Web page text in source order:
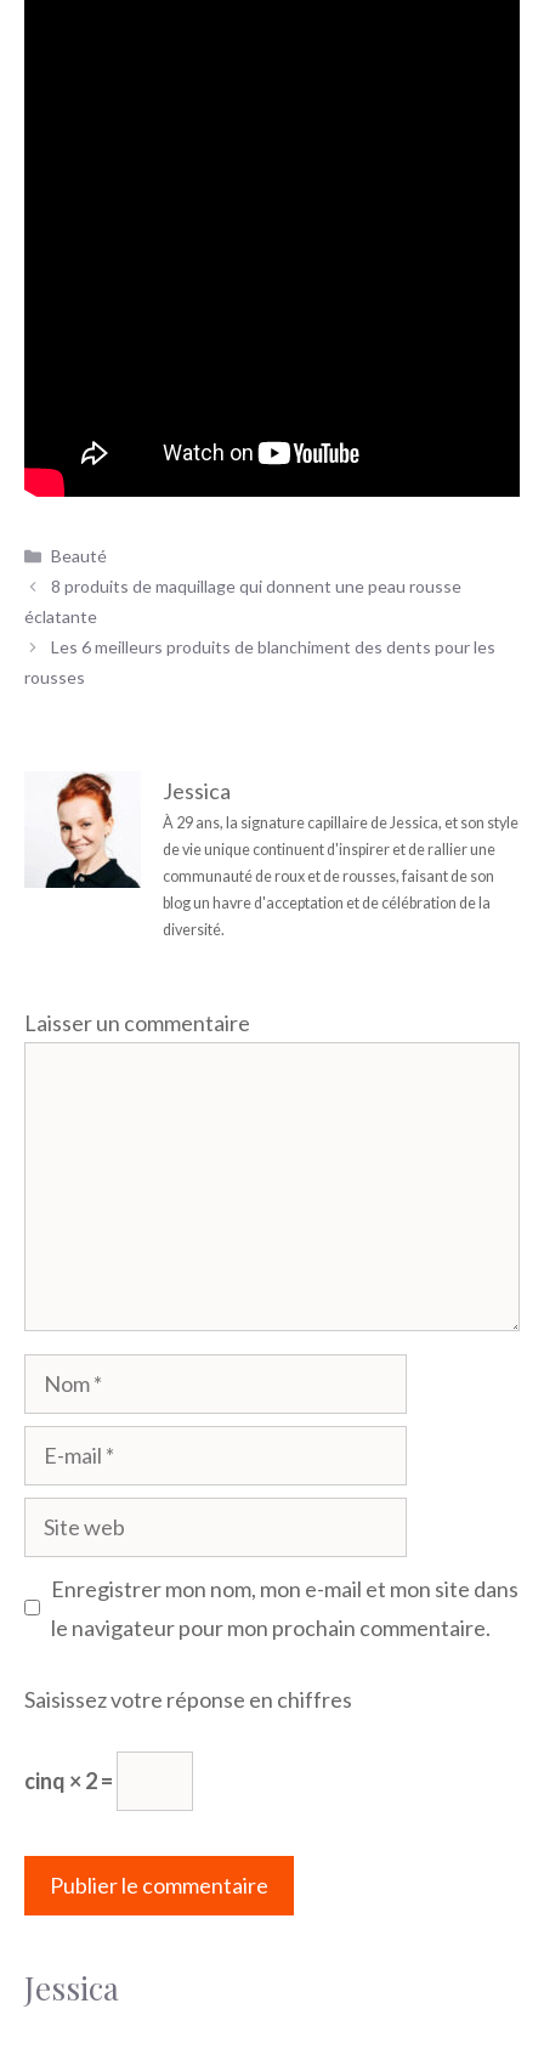
Catégories
Beauté
8 produits de maquillage qui donnent une peau rousse
éclatante
Les 6 meilleurs produits de blanchiment des dents pour les
rousses
Jessica
À 29 ans, la signature capillaire de Jessica, et son style
de vie unique continuent d'inspirer et de rallier une
communauté de roux et de rousses, faisant de son
blog un havre d'acceptation et de célébration de la
diversité.
Laisser un commentaire
Nom
mail
Site
web
Enregistrer mon nom, mon e-mail et mon site dans
le navigateur pour mon prochain commentaire.
Saisissez votre réponse en chiffres
cinq × 2 =
Jessica